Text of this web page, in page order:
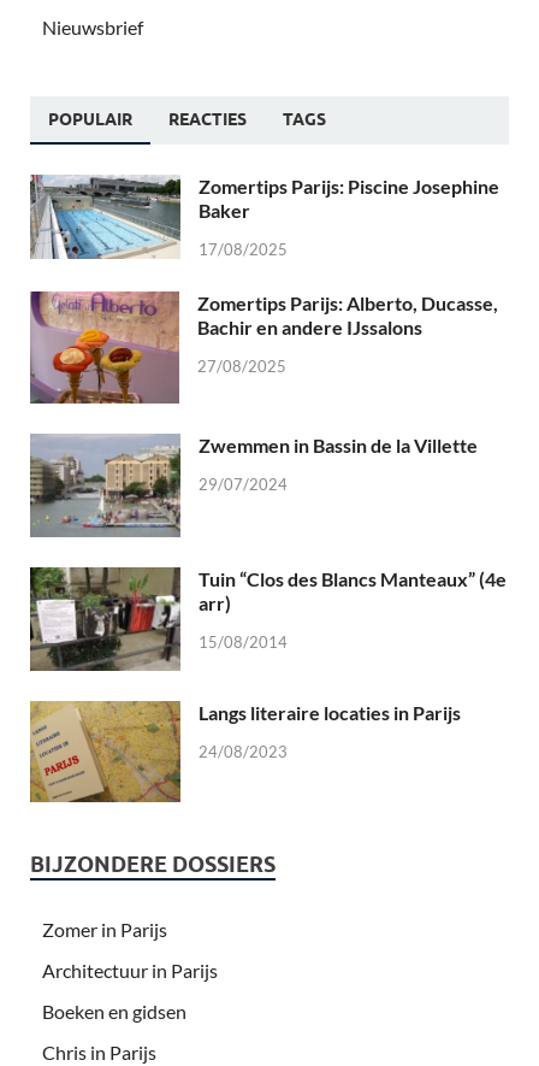
Nieuwsbrief
POPULAIR REACTIES TAGS
Zomertips Parijs: Piscine Josephine
Baker
17/08/2025
Zomertips Parijs: Alberto, Ducasse,
Bachir en andere IJssalons
27/08/2025
Zwemmen in Bassin de la Villette
29/07/2024
Tuin “Clos des Blancs Manteaux” (4e
arr)
15/08/2014
Langs literaire locaties in Parijs
24/08/2023
BIJZONDERE DOSSIERS
Zomer in Parijs
Architectuur in Parijs
Boeken en gidsen
Chris in Parijs